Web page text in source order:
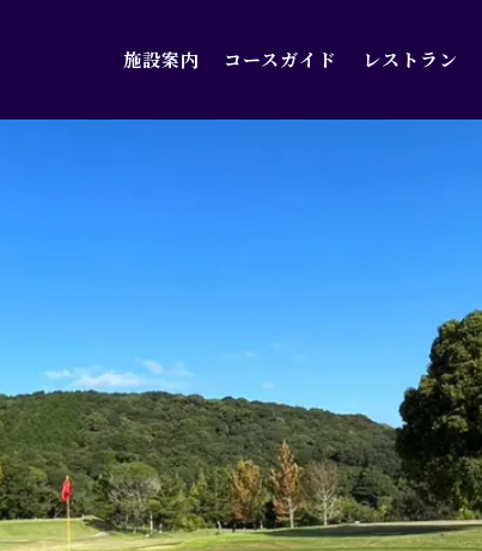
施設案内 コースガイド レストラン
施設案内
お知らせ